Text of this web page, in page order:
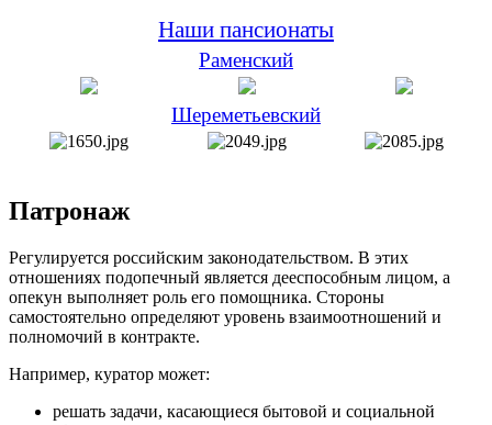
Наши пансионаты
Раменский
Шереметьевский
Патронаж
Регулируется российским законодательством. В этих
отношениях подопечный является дееспособным лицом, а
опекун выполняет роль его помощника. Стороны
самостоятельно определяют уровень взаимоотношений и
полномочий в контракте.
Например, куратор может:
решать задачи, касающиеся бытовой и социальной